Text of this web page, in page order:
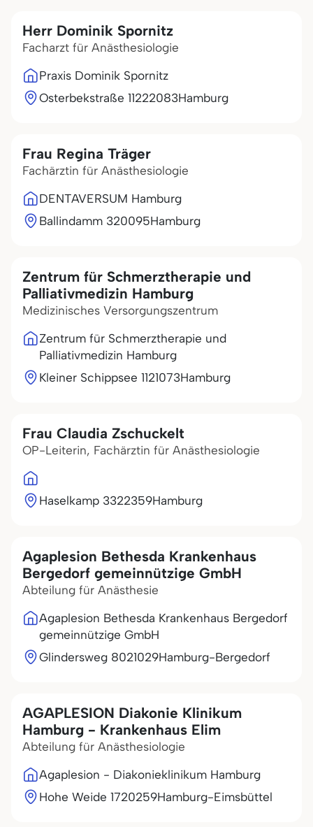
Herr Dominik Spornitz
Facharzt für Anästhesiologie
Praxis Dominik Spornitz
Osterbekstraße 11222083Hamburg
Frau Regina Träger
Fachärztin für Anästhesiologie
DENTAVERSUM Hamburg
Ballindamm 320095Hamburg
Zentrum für Schmerztherapie und
Palliativmedizin Hamburg
Medizinisches Versorgungszentrum
Zentrum für Schmerztherapie und
Palliativmedizin Hamburg
Kleiner Schippsee 1121073Hamburg
Frau Claudia Zschuckelt
OP-Leiterin, Fachärztin für Anästhesiologie
Haselkamp 3322359Hamburg
Agaplesion Bethesda Krankenhaus
Bergedorf gemeinnützige GmbH
Abteilung für Anästhesie
Agaplesion Bethesda Krankenhaus Bergedorf
gemeinnützige GmbH
Glindersweg 8021029Hamburg-Bergedorf
AGAPLESION Diakonie Klinikum
Hamburg - Krankenhaus Elim
Abteilung für Anästhesiologie
Agaplesion - Diakonieklinikum Hamburg
Hohe Weide 1720259Hamburg-Eimsbüttel